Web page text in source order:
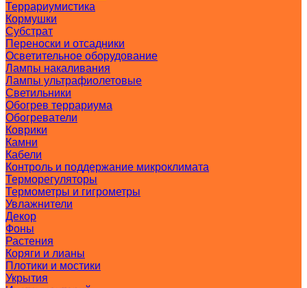
Террариумистика
Кормушки
Субстрат
Переноски и отсадники
Осветительное оборудование
Лампы накаливания
Лампы ультрафиолетовые
Светильники
Обогрев террариума
Обогреватели
Коврики
Камни
Кабели
Контроль и поддержание микроклимата
Терморегуляторы
Термометры и гигрометры
Увлажнители
Декор
Фоны
Растения
Коряги и лианы
Плотики и мостики
Укрытия